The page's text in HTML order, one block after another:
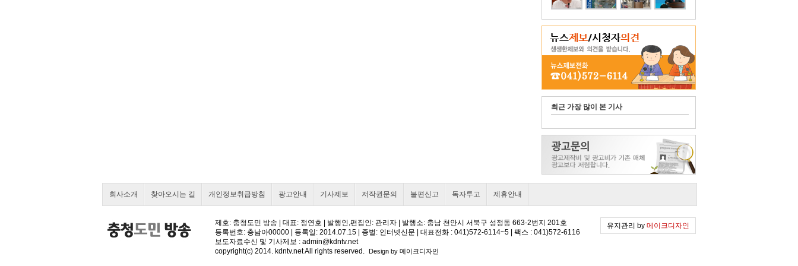
최근 가장 많이 본 기사
회사소개 찾아오시는 길 개인정보취급방침 광고안내 기사제보 저작권문의 불편신고 독자투고 제휴안내
제호: 충청도민 방송 | 대표: 정연호 | 발행인,편집인: 관리자 | 발행소: 충남 천안시 서북구 성정동 663-2번지 201호
등록번호: 충남아00000 | 등록일: 2014.07.15 | 종별: 인터넷신문 | 대표전화 : 041)572-6114~5 | 팩스 : 041)572-6116
보도자료수신 및 기사제보 : admin@kdntv.net
copyright(c) 2014. kdntv.net All rights reserved. Design by 메이크디자인
유지관리 by 메이크디자인